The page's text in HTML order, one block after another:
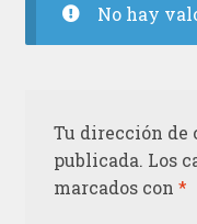
No hay
Tu dirección de
publicada. Los
marcados con *